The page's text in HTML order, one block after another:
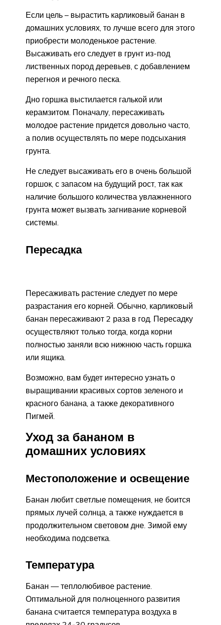
Если цель – вырастить карликовый банан в
домашних условиях, то лучше всего для этого
приобрести молоденькое растение.
Высаживать его следует в грунт из-под
лиственных пород деревьев, с добавлением
перегноя и речного песка.
Дно горшка выстилается галькой или
керамзитом. Поначалу, пересаживать
молодое растение придется довольно часто,
а полив осуществлять по мере подсыхания
грунта.
Не следует высаживать его в очень большой
горшок, с запасом на будущий рост, так как
наличие большого количества увлажненного
грунта может вызвать загнивание корневой
системы.
Пересадка
Пересаживать растение следует по мере
разрастания его корней. Обычно, карликовый
банан пересаживают 2 раза в год. Пересадку
осуществляют только тогда, когда корни
полностью заняли всю нижнюю часть горшка
или ящика.
Возможно, вам будет интересно узнать о
выращивании красивых сортов зеленого и
красного банана, а также декоративного
Пигмей.
Уход за бананом в
домашних условиях
Местоположение и освещение
Банан любит светлые помещения, не боится
прямых лучей солнца, а также нуждается в
продолжительном световом дне. Зимой ему
необходима подсветка.
Температура
Банан — теплолюбивое растение.
Оптимальной для полноценного развития
банана считается температура воздуха в